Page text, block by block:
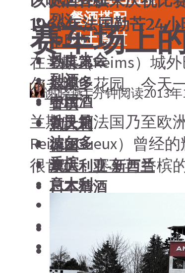
烈酒
中国酒
勃艮第
波尔多
香槟
意大利
德国
澳大利亚-新西兰
日本清酒
搜索文章
餐酒搭配
风土食材
风土大会
烈酒
中国酒
勃艮第
波尔多
香槟
意大利
日本清酒
赛车场上
谢晓燕1 分钟阅读2013
1966年法国勒芒24小
在兰斯（Reims）城
尔夫城堡花园。今天
兰斯曾是法国乃至欧
Reims-Gueux）曾经
很肯定，赛车与香槟